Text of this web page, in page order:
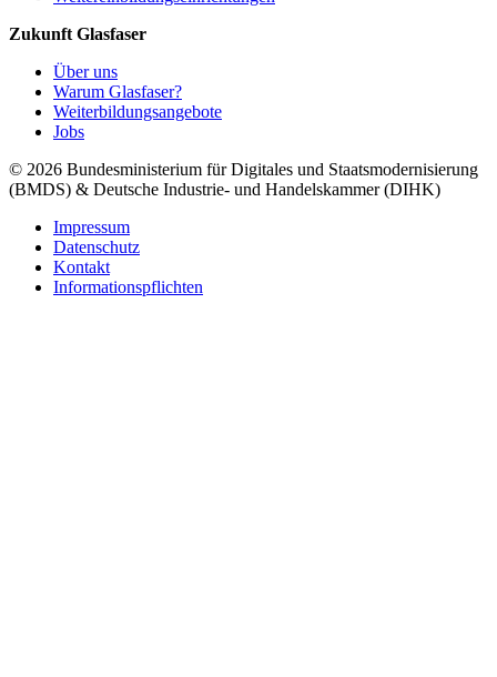
Zukunft Glasfaser
Über uns
Warum Glasfaser?
Weiterbildungsangebote
Jobs
© 2026 Bundesministerium für Digitales und Staatsmodernisierung
(BMDS) & Deutsche Industrie- und Handelskammer (DIHK)
Impressum
Datenschutz
Kontakt
Informationspflichten